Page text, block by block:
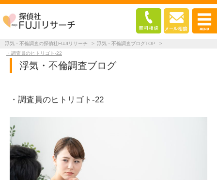
浮気・不倫調査の探偵社FUJIリサーチ > 浮気・不倫調査ブログTOP
>
・調査員のヒトリゴト-22
浮気・不倫調査ブログ
・調査員のヒトリゴト-22